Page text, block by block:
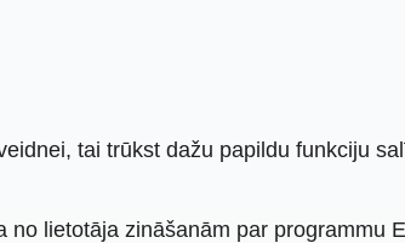
tai trūkst dažu papildu funkciju
lietotāja zināšanām par programmu